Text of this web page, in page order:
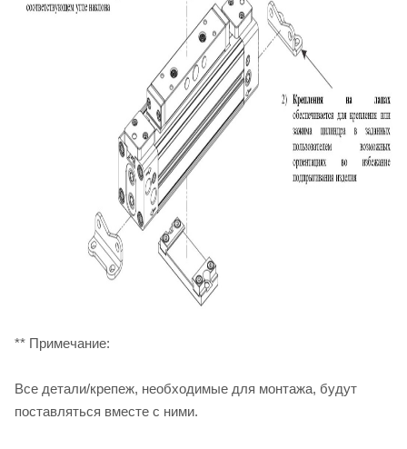
** Примечание:
Все детали/крепеж, необходимые для монтажа, будут
поставляться вместе с ними.